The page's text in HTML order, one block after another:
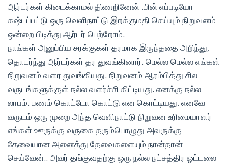
ஆர்டர்கள் கிடைக்காமல் திணறினேன் .பின் எப்படியோ
கஷ்டப்பட்டு ஒரு வெளிநாட்டு இறக்குமதி செய்யும் நிறுவனம்
ஒன்றை பிடித்து ஆர்டர் பெற்றோம்.
நாங்கள் அனுப்பிய சரக்குகள் தரமாக இருந்ததை அறிந்து,
தொடர்ந்து ஆர்டர்கள் தர துவங்கினார். மெல்ல மெல்ல எங்கள்
நிறுவனம் வளர துவங்கியது. நிறுவனம் ஆரம்பித்து சில
வருடங்களுக்குள் நல்ல வளர்ச்சி கிட்டியது. எனக்கு நல்ல
லாபம். பணம் கொட்டோ கொட்டு என கொட்டியது. எனவே
வருடம் ஒரு முறை அந்த வெளிநாட்டு நிறுவன உரிமையாளர்
எங்கள் ஊருக்கு வருகை தரும்பொழுது அவருக்கு
தேவையான அனைத்து தேவைகளையும் நான்தான்
செய்வேன்.. அவர் தங்குவதற்கு ஒரு நல்ல நட்சத்திர ஓட்டலை